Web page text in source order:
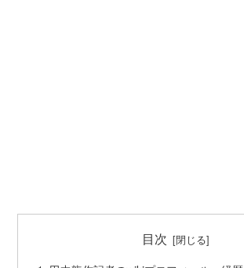
目次